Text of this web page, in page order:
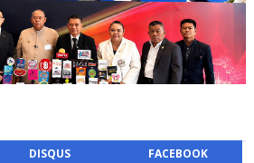
DISQUS FACEBOOK